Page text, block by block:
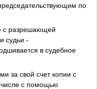
по
с разрешающей
судьи -
в судебное
за свой счет копии с
числе с помощью